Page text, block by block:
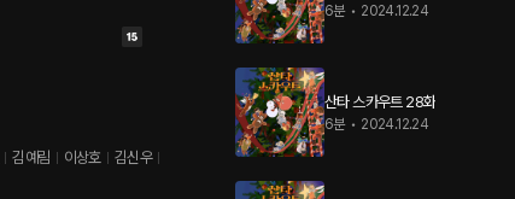
김예림 이상호
김신우
6분 • 2024.12.24
산타 스카우트 28화
6분 • 2024.12.24